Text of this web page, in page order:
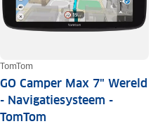
TomTom
GO Camper Max 7" Wereld
- Navigatiesysteem -
TomTom